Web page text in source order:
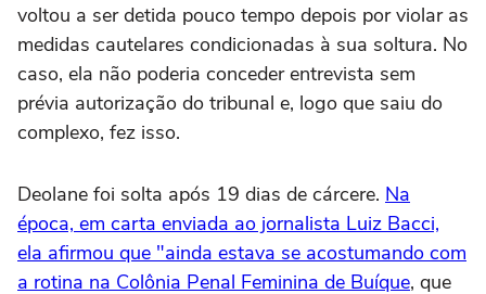
voltou a ser detida pouco tempo depois por violar as
medidas cautelares condicionadas à sua soltura. No
caso, ela não poderia conceder entrevista sem
prévia autorização do tribunal e, logo que saiu do
complexo, fez isso.
Deolane foi solta após 19 dias de cárcere. Na
época, em carta enviada ao jornalista Luiz Bacci,
ela afirmou que "ainda estava se acostumando com
a rotina na Colônia Penal Feminina de Buíque, que